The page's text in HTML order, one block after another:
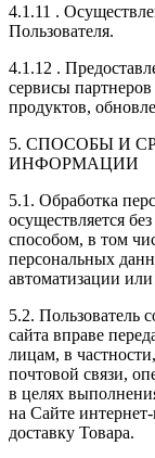
4.1.11 .
Пользователя.
4.1.12 .
сервисы партнеров
продуктов,
5. СПОСОБЫ И
ИНФОРМАЦИИ
5.1. Обработка
осуществляется
способом, в том
персональных
автоматизации или
5.2. Пользователь
сайта вправе
лицам, в
почтовой связи,
в целях
на Сайте
доставку Товара.